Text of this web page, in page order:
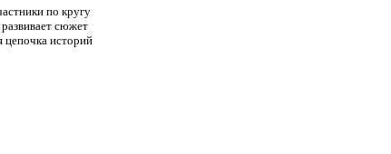
по кругу
сюжет
цепочка историй